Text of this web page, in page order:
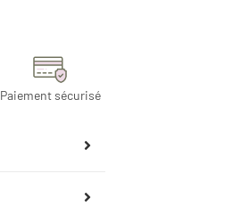
Paiement sécurisé